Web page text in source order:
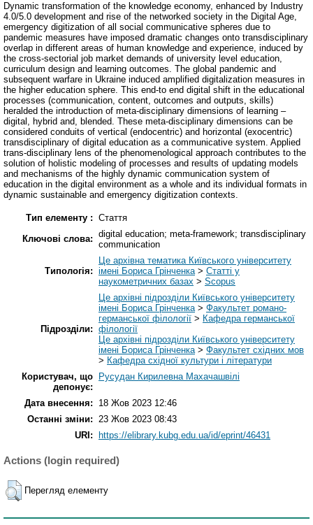
Dynamic transformation of the knowledge economy, enhanced by Industry
4.0/5.0 development and rise of the networked society in the Digital Age,
emergency digitization of all social communicative spheres due to
pandemic measures have imposed dramatic changes onto transdisciplinary
overlap in different areas of human knowledge and experience, induced by
the cross-sectorial job market demands of university level education,
curriculum design and learning outcomes. The global pandemic and
subsequent warfare in Ukraine induced amplified digitalization measures in
the higher education sphere. This end-to end digital shift in the educational
processes (communication, content, outcomes and outputs, skills)
heralded the introduction of meta-disciplinary dimensions of learning –
digital, hybrid and, blended. These meta-disciplinary dimensions can be
considered conduits of vertical (endocentric) and horizontal (exocentric)
transdisciplinary of digital education as a communicative system. Applied
trans-disciplinary lens of the phenomenological approach contributes to the
solution of holistic modeling of processes and results of updating models
and mechanisms of the highly dynamic communication system of
education in the digital environment as a whole and its individual formats in
dynamic sustainable and emergency digitization contexts.
Тип елементу : Стаття
Ключові слова: digital education; meta-framework; transdisciplinary
communication
Типологія:
Це архівна тематика Київського університету
імені Бориса Грінченка> Статті у
наукометричних базах > Scopus
Підрозділи:
Це архівні підрозділи Київського університету
імені Бориса Грінченка> Факультет романо-
германської філології > Кафедра германської
філології
Це архівні підрозділи Київського університету
імені Бориса Грінченка> Факультет східних мов
> Кафедра східної культури і літератури
Користувач, що
депонує:
Русудан Кирилевна Махачашвілі
Дата внесення:
18 Жов 2023 12:46
Останні зміни: 23 Жов 2023 08:43
URI:
https://elibrary.kubg.edu.ua/id/eprint/46431
Actions (login required)
Перегляд елементу